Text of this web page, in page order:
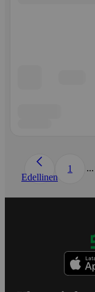
Edellinen
1 ...